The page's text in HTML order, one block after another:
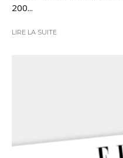
200...
LIRE LA SUITE